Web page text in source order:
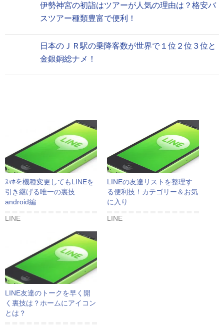
伊勢神宮の初詣はツアーが人気の理由は？格安バ
スツアー種類豊富で便利！
日本のＪＲ駅の乗降客数が世界で１位２位３位と
金銀銅総ナメ！
ｽﾏﾎを機種変更してもLINEを
引き継げる唯一の裏技
android編
LINE
LINEの友達リストを整理す
る便利技！カテゴリー＆お気
に入り
LINE
LINE友達のトークを早く開
く裏技は？ホームにアイコン
とは？